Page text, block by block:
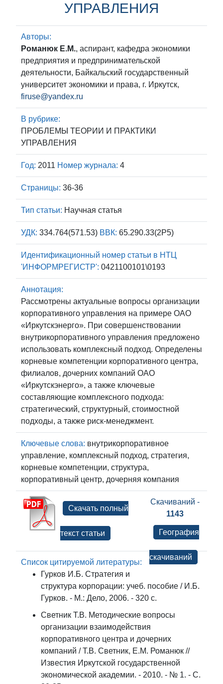
УПРАВЛЕНИЯ
Авторы:
Романюк Е.М., аспирант, кафедра экономики
предприятия и предпринимательской
деятельности, Байкальский государственный
университет экономики и права, г. Иркутск,
firuse@yandex.ru
В рубрике:
ПРОБЛЕМЫ ТЕОРИИ И ПРАКТИКИ
УПРАВЛЕНИЯ
Год: 2011 Номер журнала: 4
Страницы: 36-36
Тип статьи: Научная статья
УДК: 334.764(571.53) ВВК: 65.290.33(2Р5)
Идентификационный номер статьи в НТЦ
'ИНФОРМРЕГИСТР': 0421100101\0193
Аннотация:
Рассмотрены актуальные вопросы организации
корпоративного управления на примере ОАО
«Иркутскэнерго». При совершенствовании
внутрикорпоративного управления предложено
использовать комплексный подход. Определены
корневые компетенции корпоративного центра,
филиалов, дочерних компаний ОАО
«Иркутскэнерго», а также ключевые
составляющие комплексного подхода:
стратегический, структурный, стоимостной
подходы, а также риск-менеджмент.
Ключевые слова: внутрикорпоративное
управление, комплексный подход, стратегия,
корневые компетенции, структура,
корпоративный центр, дочерняя компания
Скачиваний -
1143
География
скачиваний
Скачать полный
текст статьи
Список цитируемой литературы:
Гурков И.Б. Стратегия и
структура корпорации: учеб. пособие / И.Б.
Гурков. - М.: Дело, 2006. - 320 с.
Светник Т.В. Методические вопросы
организации взаимодействия
корпоративного центра и дочерних
компаний / Т.В. Светник, Е.М. Романюк //
Известия Иркутской государственной
экономической академии. - 2010. - № 1. - С.